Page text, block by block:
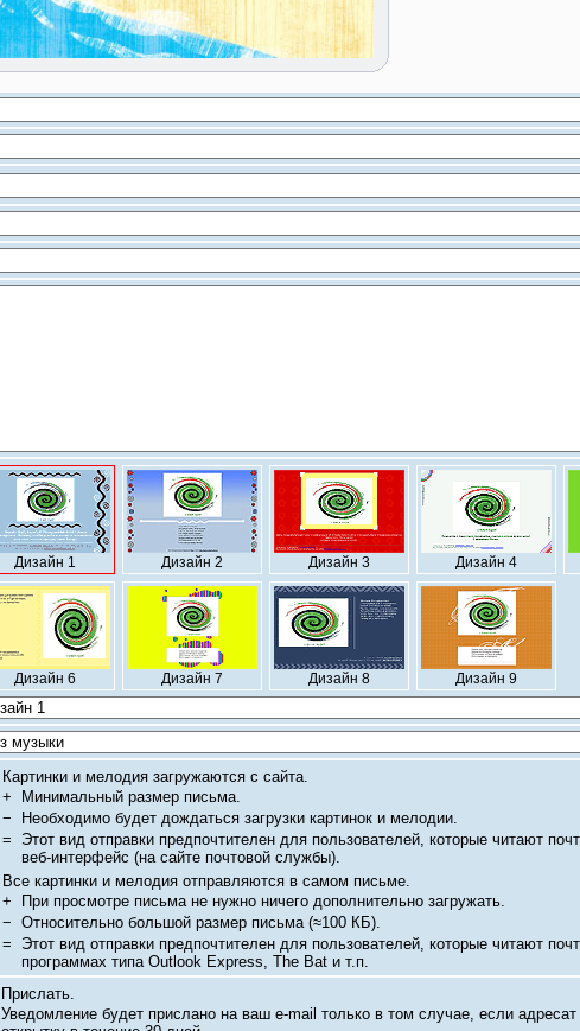
Дизайн 1 Дизайн 2 Дизайн 3 Дизайн 4
Дизайн 6 Дизайн 7 Дизайн 8 Дизайн 9
Картинки и мелодия загружаются с сайта.
+
Минимальный размер письма.
−
Необходимо будет дождаться загрузки картинок и мелодии.
= Этот вид отправки предпочтителен для пользователей, которые читают
веб-интерфейс (на сайте почтовой службы).
Все картинки и мелодия отправляются в самом письме.
+
При просмотре письма не нужно ничего дополнительно загружать.
− Относительно большой размер письма (≈100 КБ).
= Этот вид отправки предпочтителен для пользователей, которые читают
программах типа Outlook Express, The Bat и т.п.
Прислать.
Уведомление будет прислано на ваш e-mail только в том случае, если адресат